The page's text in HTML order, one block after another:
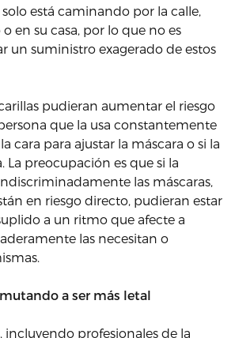
está caminando por la calle,
en su casa, por lo que no es
un suministro exagerado de estos
pudieran aumentar el riesgo
que la usa constantemente
cara para ajustar la máscara o si la
La preocupación es que si la
las máscaras,
en riesgo directo, pudieran estar
a un ritmo que afecte a
las necesitan o
mutando a ser más letal
incluyendo profesionales de la